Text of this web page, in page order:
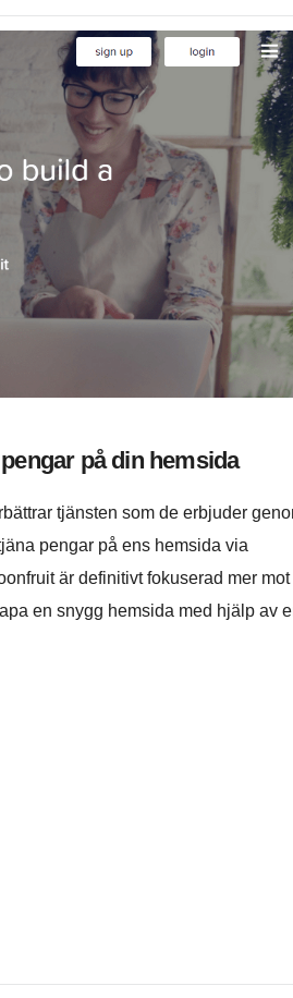
på din hemsida
tjänsten som de erbjuder
pengar på ens hemsida via
är definitivt fokuserad mer mot
en snygg hemsida med hjälp av